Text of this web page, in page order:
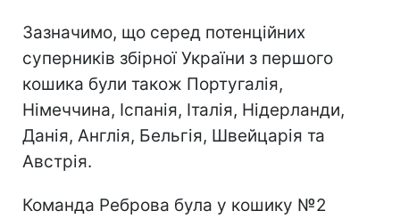
Зазначимо, що серед потенційних
суперників збірної України з першого
кошика були також Португалія,
Німеччина, Іспанія, Італія, Нідерланди,
Данія, Англія, Бельгія, Швейцарія та
Австрія.
Команда Реброва була у кошику №2